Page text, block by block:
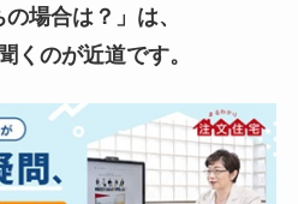
場合は？」は、
くのが近道です。